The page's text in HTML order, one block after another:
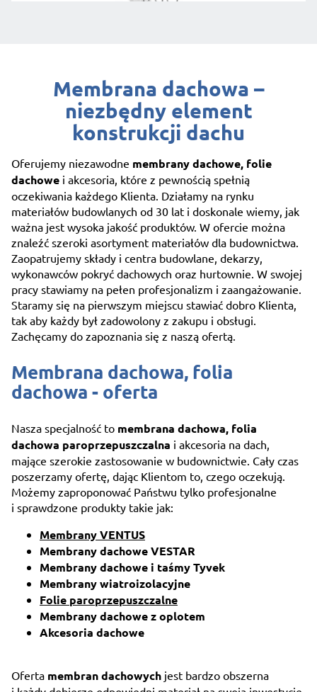
Membrana dachowa –
niezbędny element
konstrukcji dachu
Oferujemy niezawodne membrany dachowe, folie
dachowe i akcesoria, które z pewnością spełnią
oczekiwania każdego Klienta. Działamy na rynku
materiałów budowlanych od 30 lat i doskonale wiemy, jak
ważna jest wysoka jakość produktów. W ofercie można
znaleźć szeroki asortyment materiałów dla budownictwa.
Zaopatrujemy składy i centra budowlane, dekarzy,
wykonawców pokryć dachowych oraz hurtownie. W swojej
pracy stawiamy na pełen profesjonalizm i zaangażowanie.
Staramy się na pierwszym miejscu stawiać dobro Klienta,
tak aby każdy był zadowolony z zakupu i obsługi.
Zachęcamy do zapoznania się z naszą ofertą.
Membrana dachowa, folia
dachowa - oferta
Nasza specjalność to membrana dachowa, folia
dachowa paroprzepuszczalna i akcesoria na dach,
mające szerokie zastosowanie w budownictwie. Cały czas
poszerzamy ofertę, dając Klientom to, czego oczekują.
Możemy zaproponować Państwu tylko profesjonalne
i sprawdzone produkty takie jak:
Membrany VENTUS
Membrany dachowe VESTAR
Membrany dachowe i taśmy Tyvek
Membrany wiatroizolacyjne
Folie paroprzepuszczalne
Membrany dachowe z oplotem
Akcesoria dachowe
Oferta membran dachowych jest bardzo obszerna